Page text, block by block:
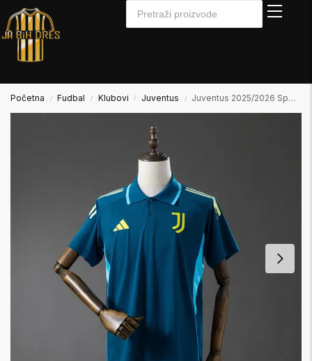
Početna / Fudbal / Klubovi / Juventus / Juventus 2025/2026 Special Edition